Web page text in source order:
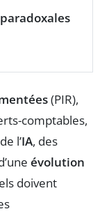
(PIR),
comptables,
l’IA, des
évolution
doivent